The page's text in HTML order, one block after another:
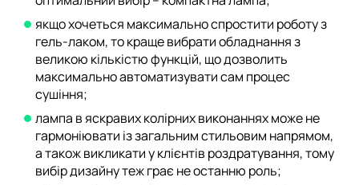
якщо хочеться максимально спростити роботу з
гель-лаком, то краще вибрати обладнання з
великою кількістю функцій, що дозволить
максимально автоматизувати сам процес
сушіння;
лампа в яскравих колірних виконаннях може не
гармоніювати із загальним стильовим напрямом,
а також викликати у клієнтів роздратування, тому
вибір дизайну теж грає не останню роль;